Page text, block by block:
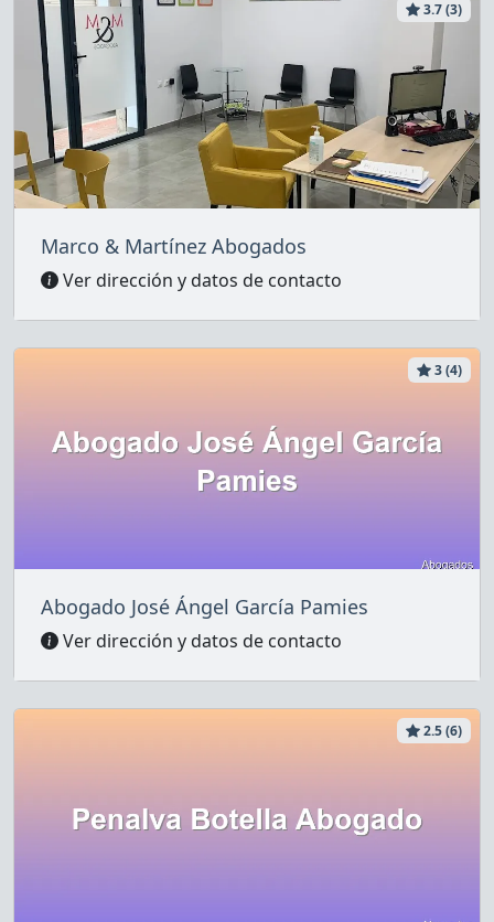
3.7 (3)
Marco & Martínez Abogados
Ver dirección y datos de contacto
3 (4)
Abogado José Ángel García Pamies
Ver dirección y datos de contacto
2.5 (6)